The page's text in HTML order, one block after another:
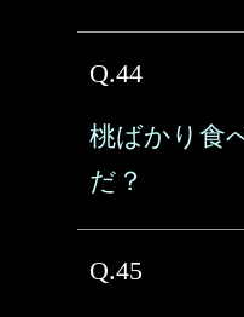
Q.44
桃ばかり食
だ？
Q.45